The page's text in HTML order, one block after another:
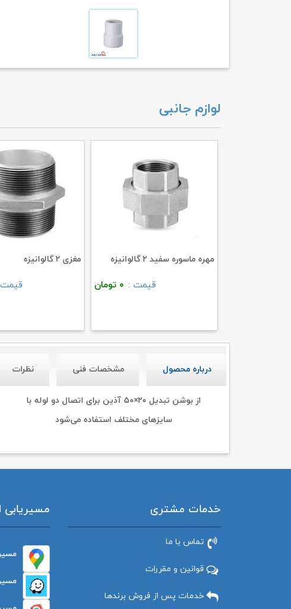
لوازم جانبی
مهره ماسوره سفید ۲ گالوانیزه
قیمت : ۰ تومان
مغزی ۲ گالوانیزه
درباره محصول مشخصات فنی نظرات
از بوشن تبدیل ۲۰×۵۰ آذین برای اتصال دو لوله با
سایزهای مختلف استفاده می‌شود
خدمات مشتری
تماس با ما
قوانین و مقررات
خدمات پس از فروش برندها
مسیریابی